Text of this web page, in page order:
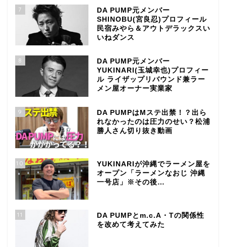
7
DA PUMP元メンバー
SHINOBU(宮良忍)プロフィール
民宿みやら＆アウトデラックスい
いねダンス
8
DA PUMP元メンバー
YUKINARI(玉城幸也)プロフィー
ル ライザップリバウンド兼ラー
メン屋オーナー実業家
9
DA PUMPはMステ出禁！？出ら
れなかったのは圧力のせい？松浦
勝人さん切り抜き動画
10
YUKINARIが沖縄でラーメン屋を
オープン「ラーメンなおじ 沖縄
一号店」※その後…
11
DA PUMPとm.c.A・Tの関係性
を改めて考えてみた